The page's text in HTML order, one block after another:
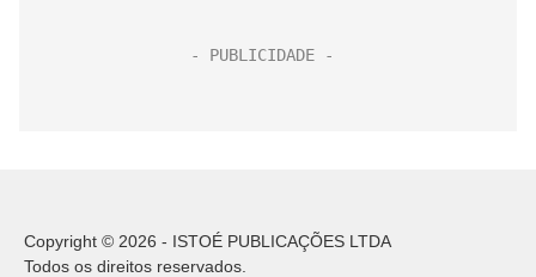
Copyright © 2026 - ISTOÉ PUBLICAÇÕES LTDA
Todos os direitos reservados.